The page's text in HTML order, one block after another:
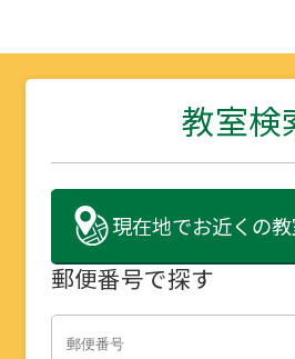
教室検
現在地でお近くの
郵便番号で探す